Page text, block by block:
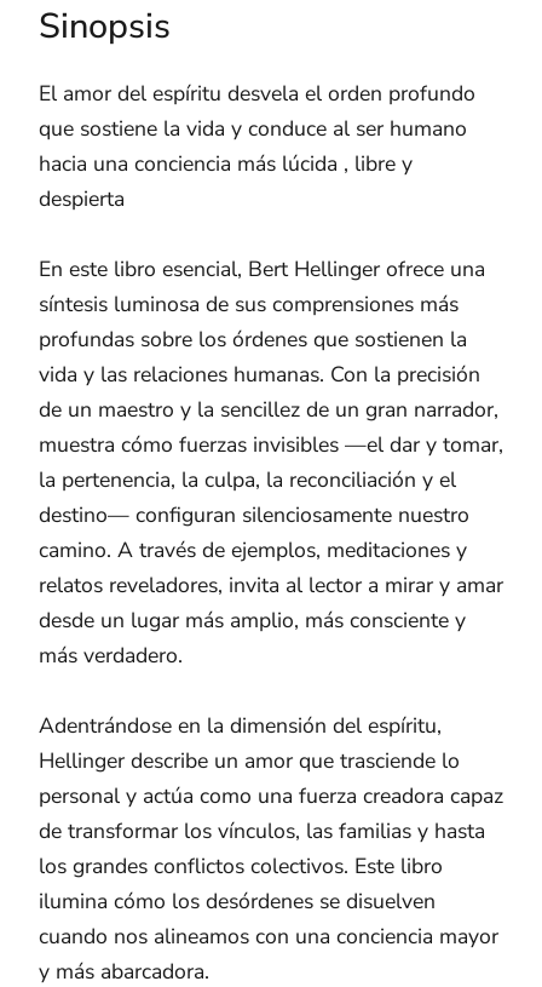
Sinopsis
El amor del espíritu desvela el orden profundo
que sostiene la vida y conduce al ser humano
hacia una conciencia más lúcida , libre y
despierta
En este libro esencial, Bert Hellinger ofrece una
síntesis luminosa de sus comprensiones más
profundas sobre los órdenes que sostienen la
vida y las relaciones humanas. Con la precisión
de un maestro y la sencillez de un gran narrador,
muestra cómo fuerzas invisibles —el dar y tomar,
la pertenencia, la culpa, la reconciliación y el
destino— configuran silenciosamente nuestro
camino. A través de ejemplos, meditaciones y
relatos reveladores, invita al lector a mirar y amar
desde un lugar más amplio, más consciente y
más verdadero.
Adentrándose en la dimensión del espíritu,
Hellinger describe un amor que trasciende lo
personal y actúa como una fuerza creadora capaz
de transformar los vínculos, las familias y hasta
los grandes conflictos colectivos. Este libro
ilumina cómo los desórdenes se disuelven
cuando nos alineamos con una conciencia mayor
y más abarcadora.